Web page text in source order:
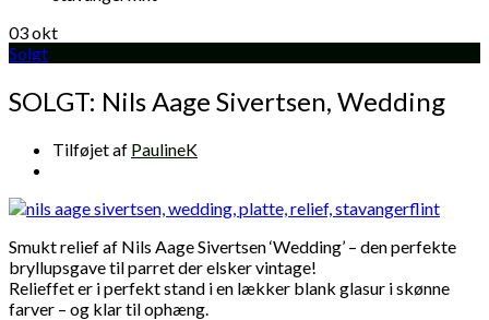
03okt
Solgt
SOLGT: Nils Aage Sivertsen, Wedding
Tilføjet af PaulineK
Smukt relief af Nils Aage Sivertsen ‘Wedding’ – den perfekte
bryllupsgave til parret der elsker vintage!
Relieffet er i perfekt stand i en lækker blank glasur i skønne
farver – og klar til ophæng.